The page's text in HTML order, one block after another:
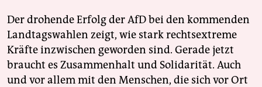
Der drohende Erfolg der AfD bei den kommenden
Landtagswahlen zeigt, wie stark rechtsextreme
Kräfte inzwischen geworden sind. Gerade jetzt
braucht es Zusammenhalt und Solidarität. Auch
und vor allem mit den Menschen, die sich vor Ort